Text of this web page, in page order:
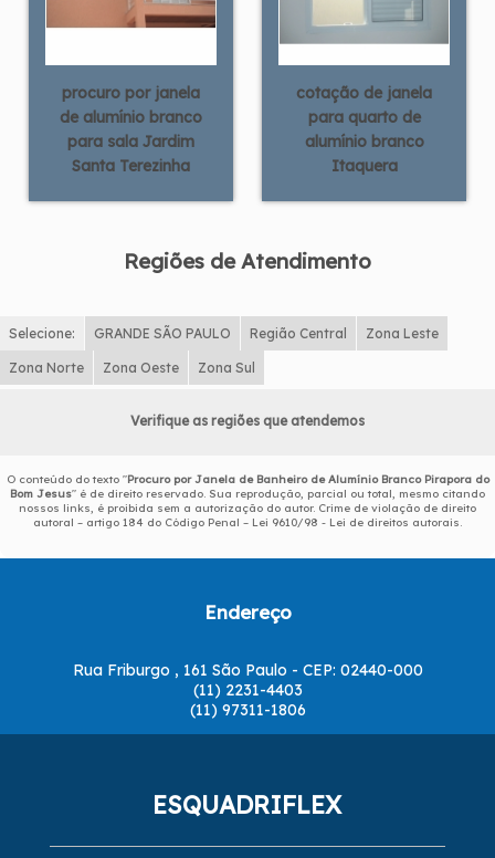
procuro por janela
de alumínio branco
para sala Jardim
Santa Terezinha
cotação de janela
para quarto de
alumínio branco
Itaquera
Regiões de Atendimento
Selecione: GRANDE SÃO PAULO Região Central Zona Leste
Zona Norte Zona Oeste Zona Sul
Verifique as regiões que atendemos
O conteúdo do texto "Procuro por Janela de Banheiro de Alumínio Branco Pirapora do
Bom Jesus" é de direito reservado. Sua reprodução, parcial ou total, mesmo citando
nossos links, é proibida sem a autorização do autor. Crime de violação de direito
autoral – artigo 184 do Código Penal – Lei 9610/98 - Lei de direitos autorais
Endereço
Rua Friburgo , 161 São Paulo - CEP: 02440-000
(11) 2231-4403
(11) 97311-1806
ESQUADRIFLEX